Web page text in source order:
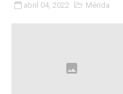
Impulsan plan
Mérida impulsa
Fomficc consolida
abril 04, 2022 Mérida